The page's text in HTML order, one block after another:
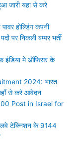
जारी यहा से करे
होल्डिंग कंपनी
पर निकली बम्पर भर्ती
मे ऑफिसर के
2024: भारत
यहाँ से करे आवेदन
Post in Israel for
टेक्निशन के 9144